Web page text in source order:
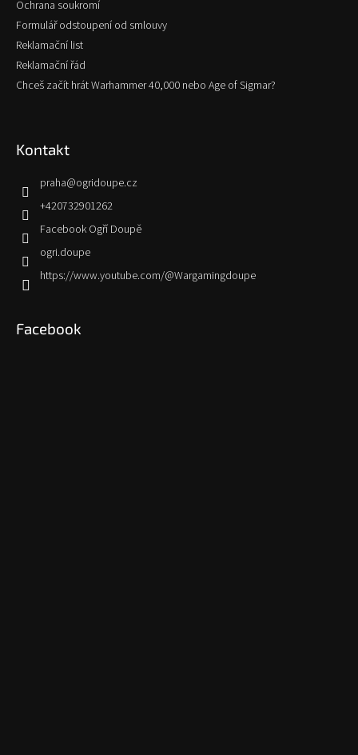
Ochrana soukromí
Formulář odstoupení od smlouvy
Reklamační list
Reklamační řád
Chceš začít hrát Warhammer 40,000 nebo Age of Sigmar?
Kontakt
praha@ogridoupe.cz
+420732901262
Facebook Ogří Doupě
ogri.doupe
https://www.youtube.com/@Wargamingdoupe
Facebook